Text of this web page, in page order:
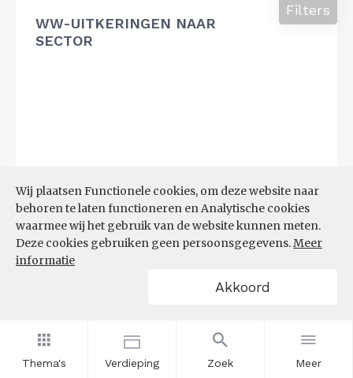
Thema's Verdieping Zoek Meer
Wij plaatsen Functionele cookies, om deze website naar
behoren te laten functioneren en Analytische cookies
waarmee wij het gebruik van de website kunnen meten.
Deze cookies gebruiken geen persoonsgegevens.Meer
informatie
Akkoord
WW-UITKERINGEN NAAR
SECTOR
Filters
Bron: (20-07-2026)